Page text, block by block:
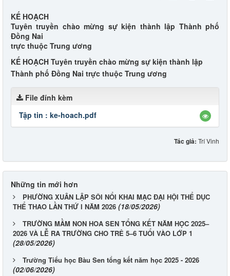
KẾ HOẠCH
Tuyên truyền chào mừng sự kiện thành lập Thành phố
Đồng Nai
trực thuộc Trung ương
KẾ HOẠCH Tuyên truyền chào mừng sự kiện thành lập
Thành phố Đồng Nai trực thuộc Trung ương
File đính kèm
Tập tin : ke-hoach.pdf
Tác giả: Trí Vinh
Những tin mới hơn
PHƯỜNG XUÂN LẬP SÔI NỔI KHAI MẠC ĐẠI HỘI THỂ DỤC
THỂ THAO LẦN THỨ I NĂM 2026 (18/05/2026)
TRƯỜNG MẦM NON HOA SEN TỔNG KẾT NĂM HỌC 2025–
2026 VÀ LỄ RA TRƯỜNG CHO TRẺ 5–6 TUỔI VÀO LỚP 1
(28/05/2026)
Trường Tiểu học Bàu Sen tổng kết năm học 2025 - 2026
(02/06/2026)